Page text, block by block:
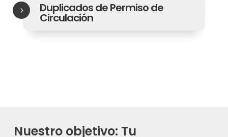
5 Duplicados de Permiso de
Circulación
Nuestro objetivo: Tu